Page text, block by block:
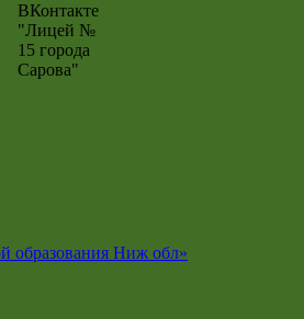
ВКонтакте
"Лицей №
15 города
Сарова"
образования Ниж обл»